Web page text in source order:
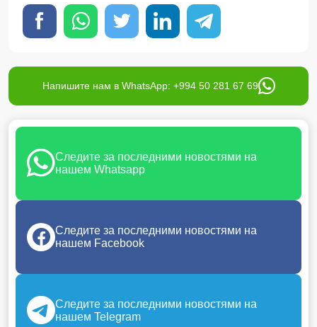
Напишите нам в WhatsApp: +994 50 281 67 69
Следите за последними новостями на
нашем Whatsapp
Следите за последними новостями на
нашем Facebook
Следите за последними новостями на
нашем Telegram